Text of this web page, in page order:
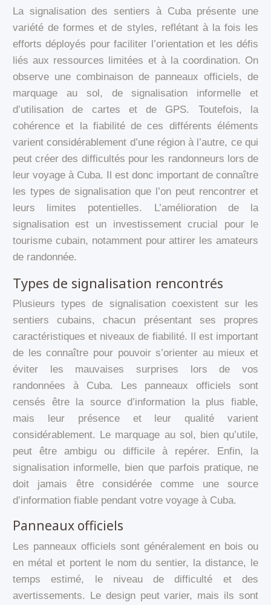
La signalisation des sentiers à Cuba présente une
variété de formes et de styles, reflétant à la fois les
efforts déployés pour faciliter l’orientation et les défis
liés aux ressources limitées et à la coordination. On
observe une combinaison de panneaux officiels, de
marquage au sol, de signalisation informelle et
d’utilisation de cartes et de GPS. Toutefois, la
cohérence et la fiabilité de ces différents éléments
varient considérablement d’une région à l’autre, ce qui
peut créer des difficultés pour les randonneurs lors de
leur voyage à Cuba. Il est donc important de connaître
les types de signalisation que l’on peut rencontrer et
leurs limites potentielles. L’amélioration de la
signalisation est un investissement crucial pour le
tourisme cubain, notamment pour attirer les amateurs
de randonnée.
Types de signalisation rencontrés
Plusieurs types de signalisation coexistent sur les
sentiers cubains, chacun présentant ses propres
caractéristiques et niveaux de fiabilité. Il est important
de les connaître pour pouvoir s’orienter au mieux et
éviter les mauvaises surprises lors de vos
randonnées à Cuba. Les panneaux officiels sont
censés être la source d’information la plus fiable,
mais leur présence et leur qualité varient
considérablement. Le marquage au sol, bien qu’utile,
peut être ambigu ou difficile à repérer. Enfin, la
signalisation informelle, bien que parfois pratique, ne
doit jamais être considérée comme une source
d’information fiable pendant votre voyage à Cuba.
Panneaux officiels
Les panneaux officiels sont généralement en bois ou
en métal et portent le nom du sentier, la distance, le
temps estimé, le niveau de difficulté et des
avertissements. Le design peut varier, mais ils sont